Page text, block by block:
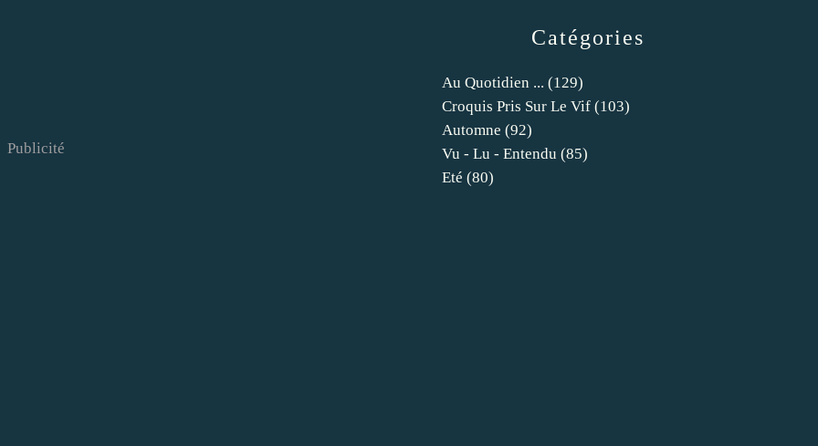
Publicité
Catégories
Au Quotidien ... (129)
Croquis Pris Sur Le Vif (103)
Automne (92)
Vu - Lu - Entendu (85)
Eté (80)